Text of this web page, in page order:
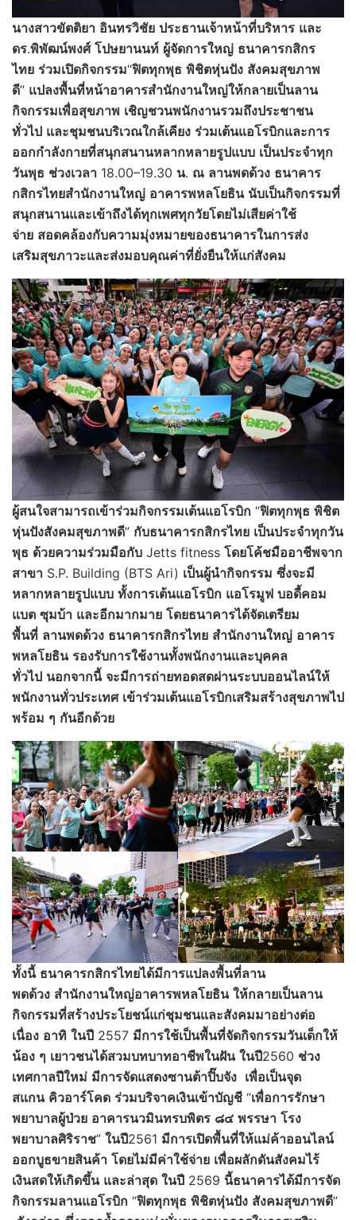
นางสาวขัตติยา อินทรวิชัย ประธานเจ้าหน้าที่บริหาร และ
ดร.พิพัฒน์พงศ์ โปษยานนท์ ผู้จัดการใหญ่ ธนาคารกสิกร
ไทย ร่วมเปิดกิจกรรม“ฟิตทุกพุธ พิชิตหุ่นปัง สังคมสุขภาพ
ดี” แปลงพื้นที่หน้าอาคารสำนักงานใหญ่ให้กลายเป็นลาน
กิจกรรมเพื่อสุขภาพ เชิญชวนพนักงานรวมถึงประชาชน
ทั่วไป และชุมชนบริเวณใกล้เคียง ร่วมเต้นแอโรบิกและการ
ออกกำลังกายที่สนุกสนานหลากหลายรูปแบบ เป็นประจำทุก
วันพุธ ช่วงเวลา 18.00–19.30 น. ณ ลานพดด้วง ธนาคาร
กสิกรไทยสำนักงานใหญ่ อาคารพหลโยธิน นับเป็นกิจกรรมที่
สนุกสนานและเข้าถึงได้ทุกเพศทุกวัยโดยไม่เสียค่าใช้
จ่าย สอดคล้องกับความมุ่งหมายของธนาคารในการส่ง
เสริมสุขภาวะและส่งมอบคุณค่าที่ยั่งยืนให้แก่สังคม
ผู้สนใจสามารถเข้าร่วมกิจกรรมเต้นแอโรบิก “ฟิตทุกพุธ พิชิต
หุ่นปังสังคมสุขภาพดี” กับธนาคารกสิกรไทย เป็นประจำทุกวัน
พุธ ด้วยความร่วมมือกับ Jetts fitness โดยโค้ชมืออาชีพจาก
สาขา S.P. Building (BTS Ari) เป็นผู้นำกิจกรรม ซึ่งจะมี
หลากหลายรูปแบบ ทั้งการเต้นแอโรบิก แอโรมูฟ บอดี้คอม
แบต ซุมบ้า และอีกมากมาย โดยธนาคารได้จัดเตรียม
พื้นที่ ลานพดด้วง ธนาคารกสิกรไทย สำนักงานใหญ่ อาคาร
พหลโยธิน รองรับการใช้งานทั้งพนักงานและบุคคล
ทั่วไป นอกจากนี้ จะมีการถ่ายทอดสดผ่านระบบออนไลน์ให้
พนักงานทั่วประเทศ เข้าร่วมเต้นแอโรบิกเสริมสร้างสุขภาพไป
พร้อม ๆ กันอีกด้วย
ทั้งนี้ ธนาคารกสิกรไทยได้มีการแปลงพื้นที่ลาน
พดด้วง สำนักงานใหญ่อาคารพหลโยธิน ให้กลายเป็นลาน
กิจกรรมที่สร้างประโยชน์แก่ชุมชนและสังคมมาอย่างต่อ
เนื่อง อาทิ ในปี 2557 มีการใช้เป็นพื้นที่จัดกิจกรรมวันเด็กให้
น้อง ๆ เยาวชนได้สวมบทบาทอาชีพในฝัน ในปี2560 ช่วง
เทศกาลปีใหม่ มีการจัดแสดงซานต้าปิ๊บจัง เพื่อเป็นจุด
สแกน คิวอาร์โคด ร่วมบริจาคเงินเข้าบัญชี “เพื่อการรักษา
พยาบาลผู้ป่วย อาคารนวมินทรบพิตร ๘๔ พรรษา โรง
พยาบาลศิริราช” ในปี2561 มีการเปิดพื้นที่ให้แม่ค้าออนไลน์
ออกบูธขายสินค้า โดยไม่มีค่าใช้จ่าย เพื่อผลักดันสังคมไร้
เงินสดให้เกิดขึ้น และล่าสุด ในปี 2569 นี้ธนาคารได้มีการจัด
กิจกรรมลานแอโรบิก “ฟิตทุกพุธ พิชิตหุ่นปัง สังคมสุขภาพดี”